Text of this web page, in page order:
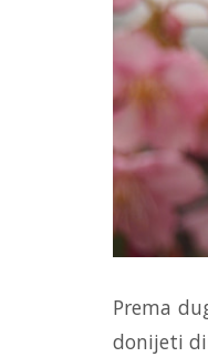
Prema
donijeti